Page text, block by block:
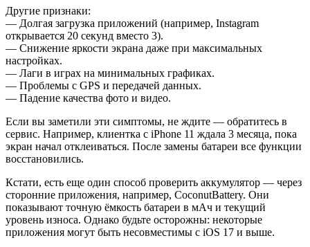
Другие признаки:
— Долгая загрузка приложений (например, Instagram
открывается 20 секунд вместо 3).
— Снижение яркости экрана даже при максимальных
настройках.
— Лаги в играх на минимальных графиках.
— Проблемы с GPS и передачей данных.
— Падение качества фото и видео.
Если вы заметили эти симптомы, не ждите — обратитесь в
сервис. Например, клиентка с iPhone 11 ждала 3 месяца, пока
экран начал отклеиваться. После замены батареи все функции
восстановились.
Кстати, есть еще один способ проверить аккумулятор — через
сторонние приложения, например, CoconutBattery. Они
показывают точную ёмкость батареи в мАч и текущий
уровень износа. Однако будьте осторожны: некоторые
приложения могут быть несовместимы с iOS 17 и выше.